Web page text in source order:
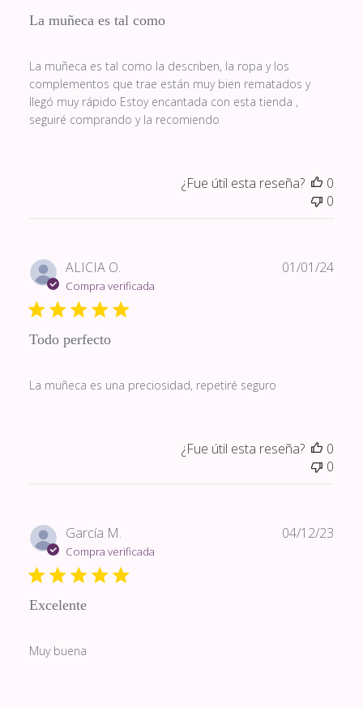
La muñeca es tal como
La muñeca es tal como la describen, la ropa y los
complementos que trae están muy bien rematados y
llegó muy rápido Estoy encantada con esta tienda ,
seguiré comprando y la recomiendo
¿Fue útil esta reseña?
0
0
ALICIA O.
Compra verificada
Todo perfecto
La muñeca es una preciosidad, repetiré seguro
01/01/24
¿Fue útil esta reseña?
0
0
García M.
Compra verificada
Excelente
Muy buena
04/12/23